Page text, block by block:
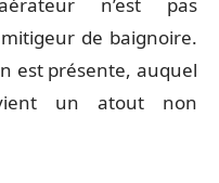
de baignoire.
est présente, auquel
un atout non